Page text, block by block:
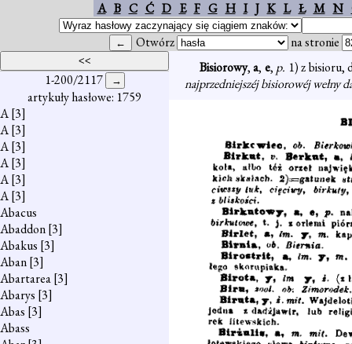
A B C Ć D E F G H I J K L Ł M N
Otwórz na stronie
1-200/2117
artykuły hasłowe: 1759
A[3]
A[3]
A[3]
A[3]
A[3]
A[3]
Abacus
Abaddon[3]
Abakus [3]
Aban[3]
Abartarea[3]
Abarys [3]
Abas [3]
Abass
Bisiorowy,a, e, p. 1) z bisioru,
najprzedniejszéj bisiorowéj wełny